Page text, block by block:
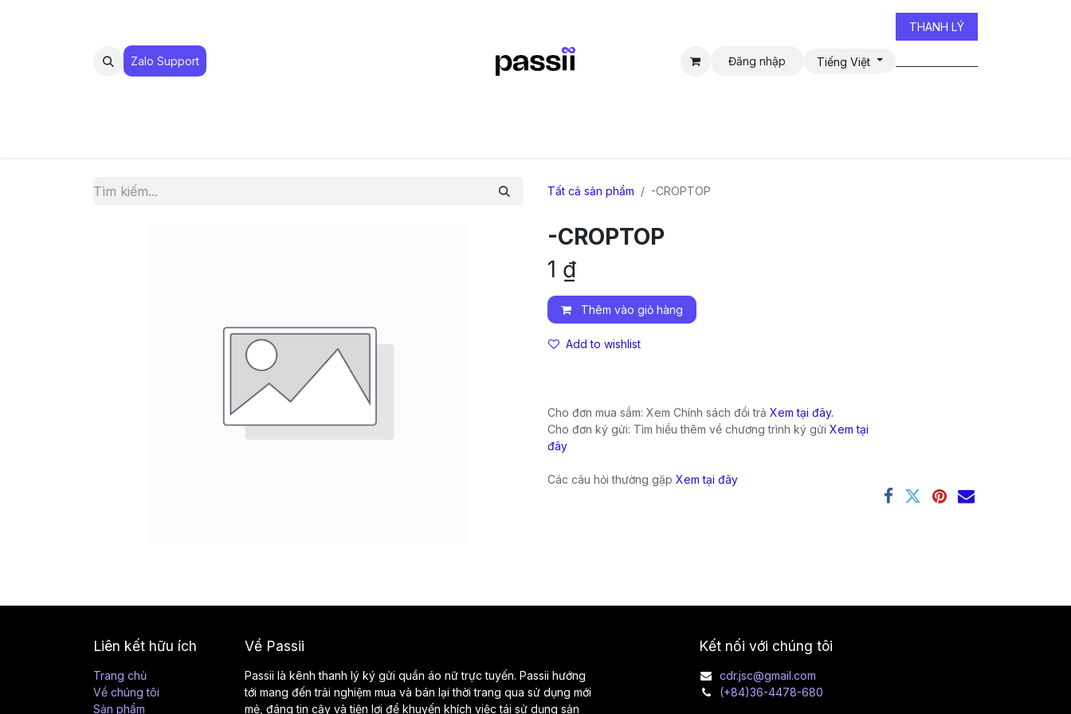
Zalo Suppo​​​​​​rt Đăng nhập Tiếng Việt
THANH LÝ
Tất cả sản phẩm -CROPTOP
-CROPTOP
1 ₫
Thêm vào giỏ hàng
Add to wishlist
Cho đơn mua sắm: Xem Chính sách đổi trả Xem tại đây.
Cho đơn ký gửi: Tìm hiểu thêm về chương trình ký gửi Xem tại
đây
Các câu hỏi thường gặp Xem tại đây
Liên kết hữu ích
Trang chủ
Về chúng tôi
Sản phẩm
Về Passii
Passii là kênh thanh lý ký gửi quần áo nữ trực tuyến. Passii hướng
tới mang đến trải nghiệm mua và bán lại thời trang qua sử dụng mới
mẻ, đáng tin cậy và tiện lợi để khuyến khích việc tái sử dụng sản
Kết nối với chúng tôi
cdr.jsc@gmail.com
(+84)36-4478-680